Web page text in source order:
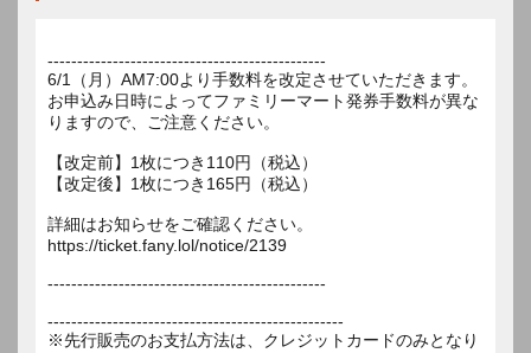
-----------------------------------------------
6/1（月）AM7:00より手数料を改定させていただきます。
お申込み日時によってファミリーマート発券手数料が異な
りますので、ご注意ください。
【改定前】1枚につき110円（税込）
【改定後】1枚につき165円（税込）
詳細はお知らせをご確認ください。
https://ticket.fany.lol/notice/2139
-----------------------------------------------
--------------------------------------------------
※先行販売のお支払方法は、クレジットカードのみとなり